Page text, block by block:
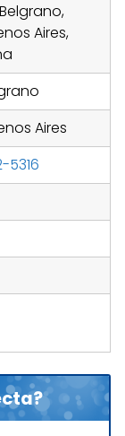
Aires,
Aires
5316